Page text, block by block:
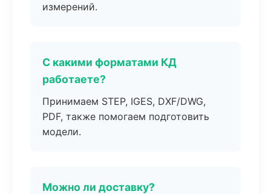
измерений.
С какими форматами КД
работаете?
Принимаем STEP, IGES, DXF/DWG,
PDF, также помогаем подготовить
модели.
Можно ли доставку?